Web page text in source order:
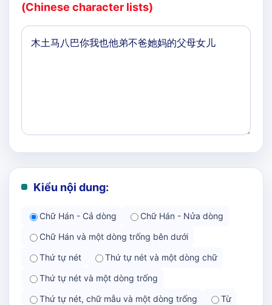
(Chinese character lists)
Kiểu nội dung:
Chữ Hán - Cả dòng
Chữ Hán - Nửa dòng
Chữ Hán và một dòng trống bên dưới
Thứ tự nét
Thứ tự nét và một dòng chữ
Thứ tự nét và một dòng trống
Thứ tự nét, chữ mẫu và một dòng trống
Từ